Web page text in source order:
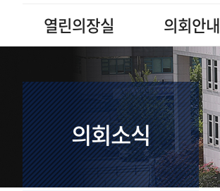
열린의장실 의회안내
의회소식